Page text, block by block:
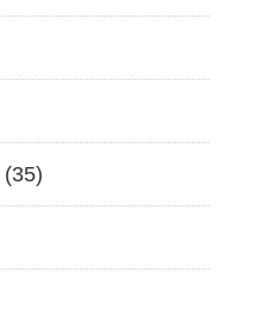
(35)